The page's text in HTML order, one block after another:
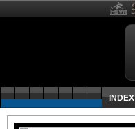
INDEX